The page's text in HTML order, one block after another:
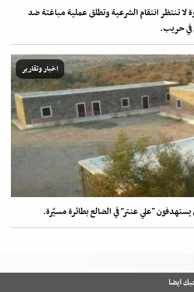
لا تنتظر انتقام الشرعية وتطلق عملية مباغتة ضد
في حريب.
اخبار وتقارير
يستهدفون "علي عنتر" في الضالع بطائرة مسيّرة.
ايضا